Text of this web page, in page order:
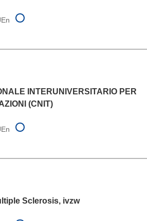
INTERUNIVERSITARIO PER
(CNIT)
Sclerosis, ivzw